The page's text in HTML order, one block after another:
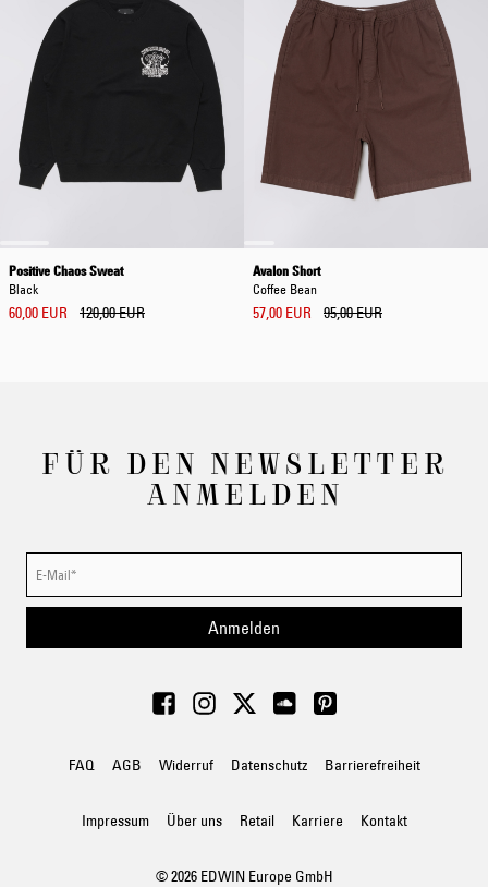
Positive Chaos Sweat
Black
60,00 EUR 120,00 EUR
Avalon Short
Coffee Bean
57,00 EUR 95,00 EUR
FÜR DEN NEWSLETTER
ANMELDEN
Anmelden
FAQ AGB Widerruf Datenschutz Barrierefreiheit
Impressum Über uns Retail Karriere Kontakt
© 2026 EDWIN Europe GmbH